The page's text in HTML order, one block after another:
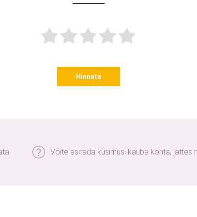
Hinnata
Võite esitada küsimusi kauba kohta, jättes